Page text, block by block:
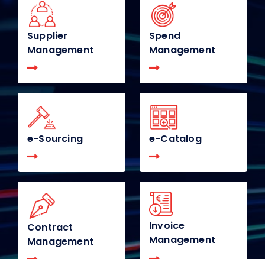
Supplier
Management
Spend
Management
e-Sourcing e-Catalog
Contract
Management
Invoice
Management